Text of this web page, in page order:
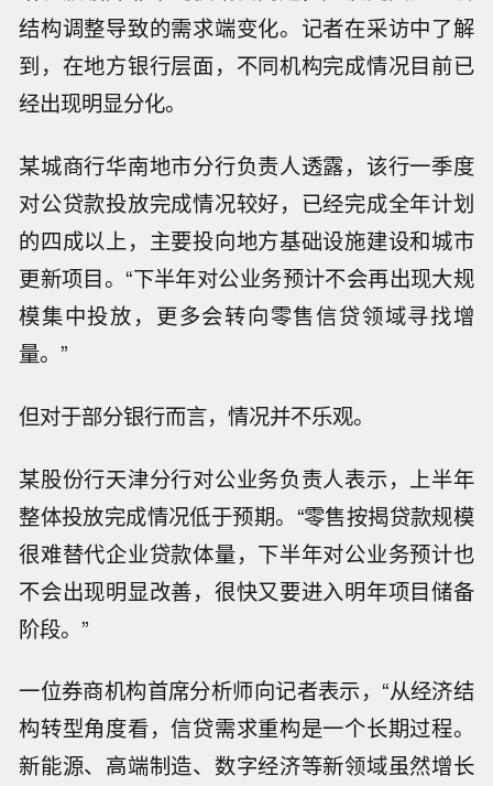
结构调整导致的需求端变化。记者在采访中了解
到，在地方银行层面，不同机构完成情况目前已
经出现明显分化。
某城商行华南地市分行负责人透露，该行一季度
对公贷款投放完成情况较好，已经完成全年计划
的四成以上，主要投向地方基础设施建设和城市
更新项目。“下半年对公业务预计不会再出现大规
模集中投放，更多会转向零售信贷领域寻找增
量。”
但对于部分银行而言，情况并不乐观。
某股份行天津分行对公业务负责人表示，上半年
整体投放完成情况低于预期。“零售按揭贷款规模
很难替代企业贷款体量，下半年对公业务预计也
不会出现明显改善，很快又要进入明年项目储备
阶段。”
一位券商机构首席分析师向记者表示，“从经济结
构转型角度看，信贷需求重构是一个长期过程。
新能源、高端制造、数字经济等新领域虽然增长